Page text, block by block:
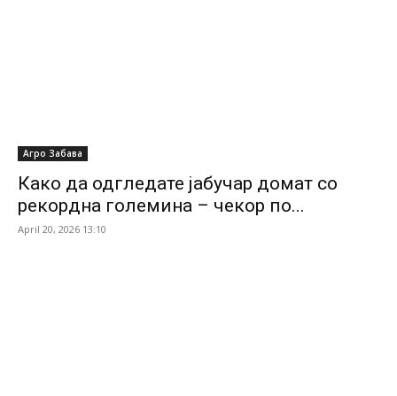
Агро Забава
Како да одгледате јабучар домат со
рекордна големина – чекор по...
April 20, 2026 13:10